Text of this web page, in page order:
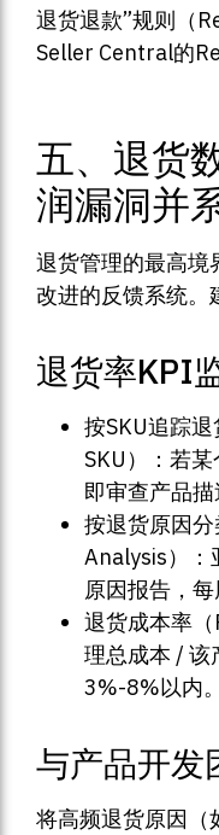
退货退款”规则（
Seller Central的
五、退货
润漏洞并
退货管理的最高境
改进的反馈系统。
退货率KPI
按SKU追踪
SKU）：若
即审查产品描
按退货原因
Analysis）：
原因报告，每
退货成本率
理总成本 / 该
3%-8%以内。
与产品开发
将高频退货原因（